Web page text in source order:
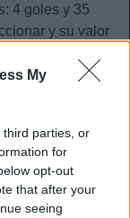
My
third parties, or
for
opt-out
that after your
seeing
4 goles y 35
y su valor
. El
pasando de
de
que ha vuelto a
de diciembre.